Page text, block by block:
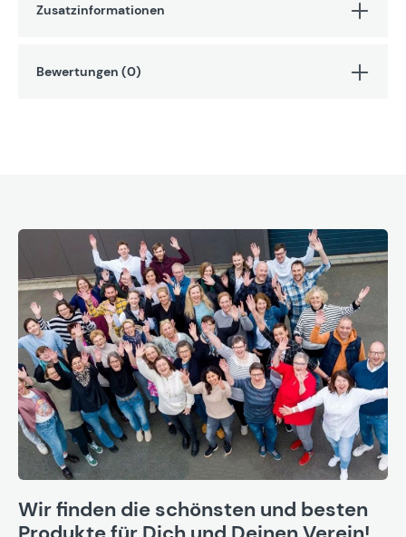
Zusatzinformationen
Bewertungen (0)
Wir finden die schönsten und besten